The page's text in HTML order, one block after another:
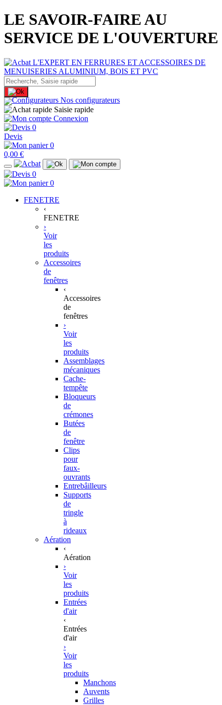
LE SAVOIR-FAIRE AU
SERVICE DE L'OUVERTURE
Nos configurateurs
Saisie rapide
Connexion
0
Devis
0
0,00 €
0
0
FENETRE
‹
FENETRE
›
Voir
les
produits
Accessoires
de
fenêtres
‹
Accessoires
de
fenêtres
›
Voir
les
produits
Assemblages
mécaniques
Cache-
tempête
Bloqueurs
de
crémones
Butées
de
fenêtre
Clips
pour
faux-
ouvrants
Entrebâilleurs
Supports
de
tringle
à
rideaux
Aération
‹
Aération
›
Voir
les
produits
Entrées
d'air
‹
Entrées
d'air
›
Voir
les
produits
Manchons
Auvents
Grilles